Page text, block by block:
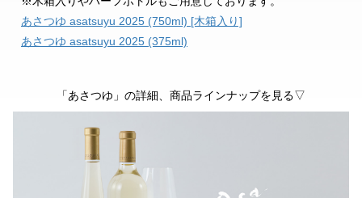
あさつゆ asatsuyu 2025 (750ml) [木箱入り]
あさつゆ asatsuyu 2025 (375ml)
「あさつゆ」の詳細、商品ラインナップを見る▽